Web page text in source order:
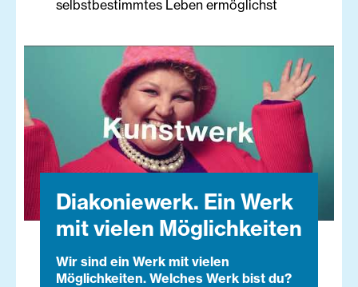
selbstbestimmtes Leben ermöglichst
Diakoniewerk. Ein Werk
mit vielen Möglichkeiten
Wir sind ein Werk mit vielen
Möglichkeiten. Welches Werk bist du?